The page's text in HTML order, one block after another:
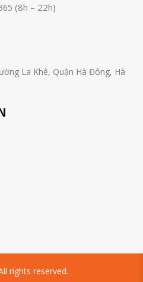
(8h – 22h)
La Khê, Quận Hà Đông, Hà
rights reserved.